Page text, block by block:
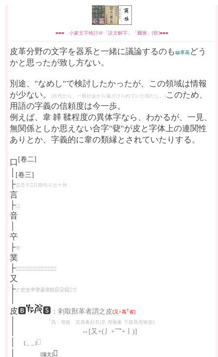
■■■ 小篆文字検討＠「說文解字」「爾雅」[㼱]■■■
皮革分野の文字を器系と一緒に議論するのも📖革鬲どう
かと思ったが致し方ない。
別途、"なめし"で検討したかったが、この領域は情報
が少ない。
(古代から、一般社会から遠ざけられていた様だし。)このため、
用語の字義の信頼度は今一歩。
例えば、韋 韚 鞣程度の異体字なら、わかるが、一見、
無関係としか思えない合字"㼱"が皮と字体上の連関性
ありとか、字義的に韋の類縁とされていたりする。
口 [卷二]
[卷三]
├㗊舌干𧮫只㕯句丩古十卅
言
├誩
音
䇂
├丵
菐
├𠬞𠬜共異舁𦥑䢅爨革鬲䰜爪丮鬥
又
├𠂇史支𦘒聿畫隶臤臣殳殺𠘧寸
皮🅱
🆂 ：剥取獸革者謂之皮[又+爲†省]
† 爲：母猴 其爲禽好爪[爪 母猴象 下腹爲母猴形]
⇔[又+(丿+乛+丨)]
[＿＿]𡰻
[籒文]𠰎